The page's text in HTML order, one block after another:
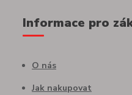
Informace pro
O nás
Jak nakupovat